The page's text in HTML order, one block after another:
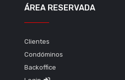
ÁREA RESERVADA
Clientes
Condóminos
Backoffice